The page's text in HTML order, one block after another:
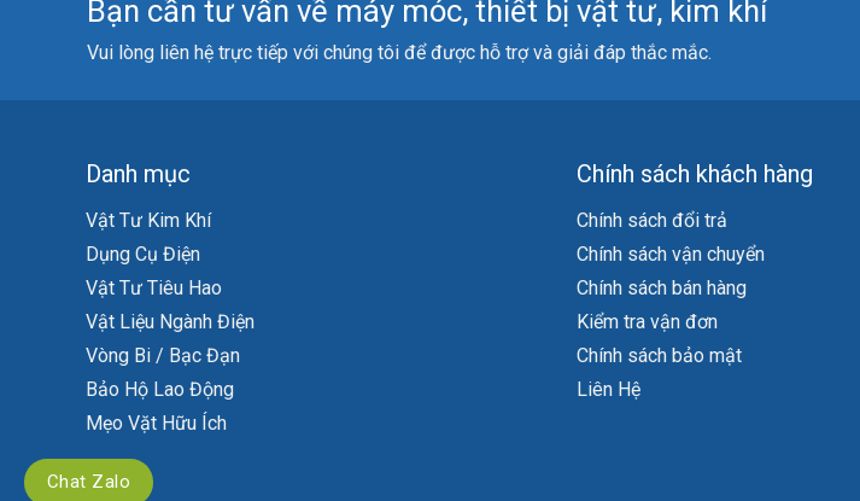
Bạn cần tư vấn về máy móc, thiết bị vật tư, kim khí
Vui lòng liên hệ trực tiếp với chúng tôi để được hỗ trợ và giải đáp thắc mắc.
Danh mục
Vật Tư Kim Khí
Dụng Cụ Điện
Vật Tư Tiêu Hao
Vật Liệu Ngành Điện
Vòng Bi / Bạc Đạn
Bảo Hộ Lao Động
Mẹo Vặt Hữu Ích
Chính sách khách hàng
Chính sách đổi trả
Chính sách vận chuyển
Chính sách bán hàng
Kiểm tra vận đơn
Chính sách bảo mật
Liên Hệ
Chat Zalo